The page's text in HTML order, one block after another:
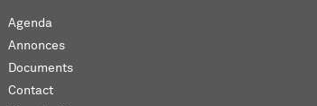
Agenda
Annonces
Documents
Contact